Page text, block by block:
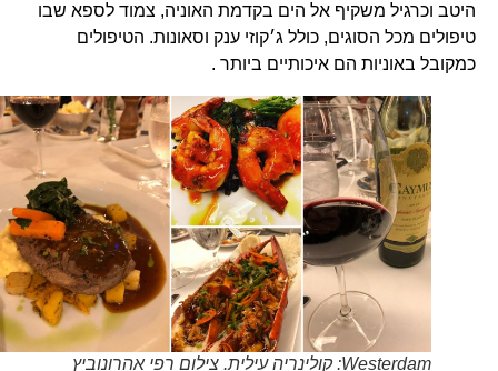
היטב וכרגיל משקיף אל הים בקדמת האוניה, צמוד לספא שבו
טיפולים מכל הסוגים, כולל ג׳קוזי ענק וסאונות. הטיפולים
כמקובל באוניות הם איכותיים ביותר .
Westerdam: קולינריה עילית. צילום רפי אהרונוביץ